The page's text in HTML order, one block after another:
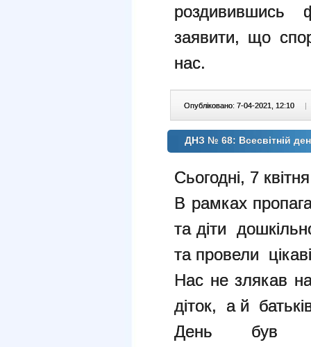
роздивившись
заявити, що
нас.
Опубліковано: 7-04-2021, 12:10 |
ДНЗ № 68: Всесвітній
Сьогодні, 7
В рамках
та діти
та провели
Нас не злякав
діток, а й
День був